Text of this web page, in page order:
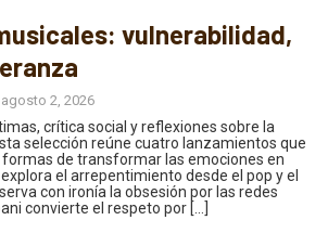
vulnerabilidad,
agosto 2, 2026
crítica social y reflexiones sobre la
selección reúne cuatro lanzamientos que
de transformar las emociones en
el arrepentimiento desde el pop y el
con ironía la obsesión por las redes
convierte el respeto por […]